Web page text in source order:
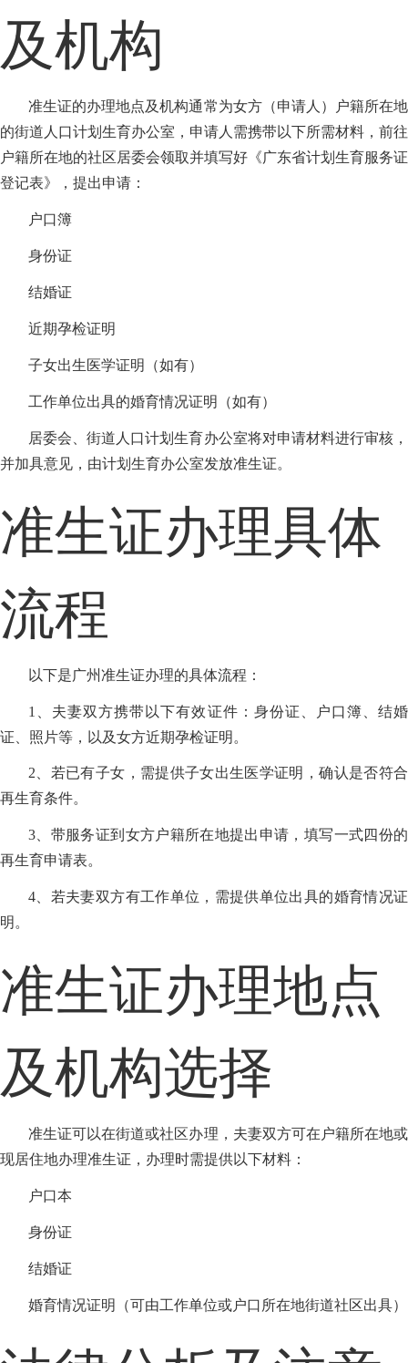
及机构
准生证的办理地点及机构通常为女方（申请人）户籍所在地
的街道人口计划生育办公室，申请人需携带以下所需材料，前往
户籍所在地的社区居委会领取并填写好《广东省计划生育服务证
登记表》，提出申请：
户口簿
身份证
结婚证
近期孕检证明
子女出生医学证明（如有）
工作单位出具的婚育情况证明（如有）
居委会、街道人口计划生育办公室将对申请材料进行审核，
并加具意见，由计划生育办公室发放准生证。
准生证办理具体
流程
以下是广州准生证办理的具体流程：
1、夫妻双方携带以下有效证件：身份证、户口簿、结婚
证、照片等，以及女方近期孕检证明。
2、若已有子女，需提供子女出生医学证明，确认是否符合
再生育条件。
3、带服务证到女方户籍所在地提出申请，填写一式四份的
再生育申请表。
4、若夫妻双方有工作单位，需提供单位出具的婚育情况证
明。
准生证办理地点
及机构选择
准生证可以在街道或社区办理，夫妻双方可在户籍所在地或
现居住地办理准生证，办理时需提供以下材料：
户口本
身份证
结婚证
婚育情况证明（可由工作单位或户口所在地街道社区出具）